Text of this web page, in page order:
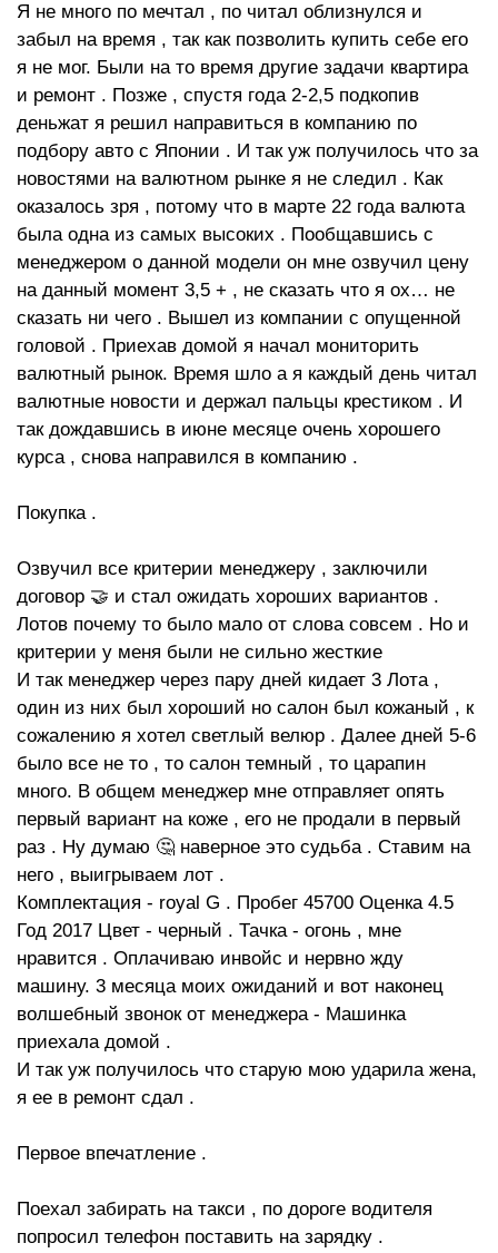
Я не много по мечтал , по читал облизнулся и
забыл на время , так как позволить купить себе его
я не мог. Были на то время другие задачи квартира
и ремонт . Позже , спустя года 2-2,5 подкопив
деньжат я решил направиться в компанию по
подбору авто с Японии . И так уж получилось что за
новостями на валютном рынке я не следил . Как
оказалось зря , потому что в марте 22 года валюта
была одна из самых высоких . Пообщавшись с
менеджером о данной модели он мне озвучил цену
на данный момент 3,5 + , не сказать что я ох… не
сказать ни чего . Вышел из компании с опущенной
головой . Приехав домой я начал мониторить
валютный рынок. Время шло а я каждый день читал
валютные новости и держал пальцы крестиком . И
так дождавшись в июне месяце очень хорошего
курса , снова направился в компанию .
Покупка .
Озвучил все критерии менеджеру , заключили
договор 🤝 и стал ожидать хороших вариантов .
Лотов почему то было мало от слова совсем . Но и
критерии у меня были не сильно жесткие
И так менеджер через пару дней кидает 3 Лота ,
один из них был хороший но салон был кожаный , к
сожалению я хотел светлый велюр . Далее дней 5-6
было все не то , то салон темный , то царапин
много. В общем менеджер мне отправляет опять
первый вариант на коже , его не продали в первый
раз . Ну думаю 🤔 наверное это судьба . Ставим на
него , выигрываем лот .
Комплектация - royal G . Пробег 45700 Оценка 4.5
Год 2017 Цвет - черный . Тачка - огонь , мне
нравится . Оплачиваю инвойс и нервно жду
машину. 3 месяца моих ожиданий и вот наконец
волшебный звонок от менеджера - Машинка
приехала домой .
И так уж получилось что старую мою ударила жена,
я ее в ремонт сдал .
Первое впечатление .
Поехал забирать на такси , по дороге водителя
попросил телефон поставить на зарядку .